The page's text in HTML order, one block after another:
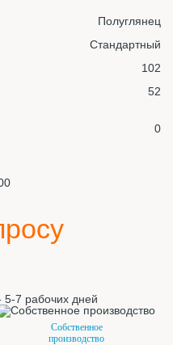
Полуглянец
Стандартный
102
52
0
5-7 рабочих дней
Собственное
производство